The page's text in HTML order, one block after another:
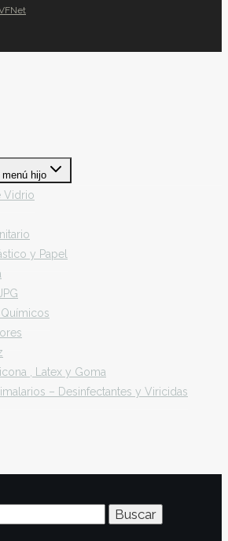
hijo
Vidrio
y Papel
, Latex y Goma
– Desinfectantes y Viricidas